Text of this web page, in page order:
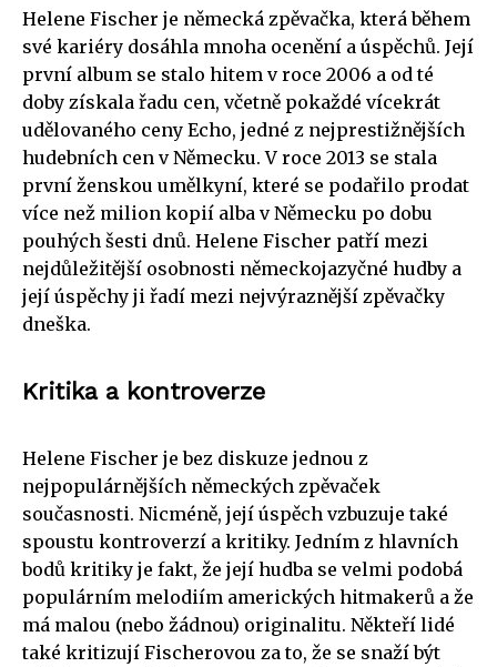
Helene Fischer je německá zpěvačka, která během
své kariéry dosáhla mnoha ocenění a úspěchů. Její
první album se stalo hitem v roce 2006 a od té
doby získala řadu cen, včetně pokaždé vícekrát
udělovaného ceny Echo, jedné z nejprestižnějších
hudebních cen v Německu. V roce 2013 se stala
první ženskou umělkyní, které se podařilo prodat
více než milion kopií alba v Německu po dobu
pouhých šesti dnů. Helene Fischer patří mezi
nejdůležitější osobnosti německojazyčné hudby a
její úspěchy ji řadí mezi nejvýraznější zpěvačky
dneška.
Kritika a kontroverze
Helene Fischer je bez diskuze jednou z
nejpopulárnějších německých zpěvaček
současnosti. Nicméně, její úspěch vzbuzuje také
spoustu kontroverzí a kritiky. Jedním z hlavních
bodů kritiky je fakt, že její hudba se velmi podobá
populárním melodiím amerických hitmakerů a že
má malou (nebo žádnou) originalitu. Někteří lidé
také kritizují Fischerovou za to, že se snaží být